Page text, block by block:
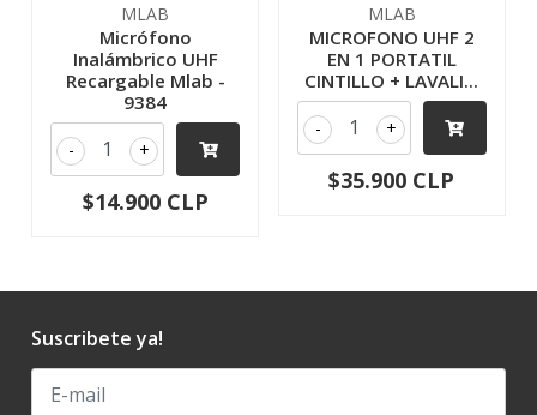
MLAB
Micrófono
Inalámbrico UHF
Recargable Mlab -
9384
+
-
$14.900 CLP
MLAB
MICROFONO UHF 2
EN 1 PORTATIL
CINTILLO + LAVALI...
+
-
$35.900 CLP
Suscribete ya!